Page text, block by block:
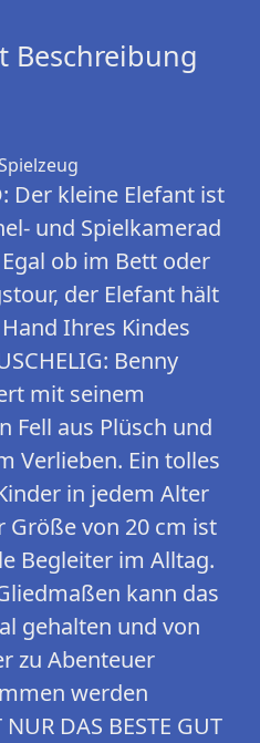
Beschreibung
Der kleine Elefant ist
und Spielkamerad
ob im Bett oder
der Elefant hält
Ihres Kindes
Benny
mit seinem
Fell aus Plüsch und
Verlieben. Ein tolles
in jedem Alter
Größe von 20 cm ist
Begleiter im Alltag.
kann das
gehalten und von
zu Abenteuer
werden
DAS BESTE GUT